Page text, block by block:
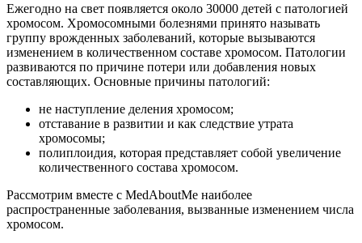
Ежегодно на свет появляется около 30000 детей с патологией
хромосом. Хромосомными болезнями принято называть
группу врожденных заболеваний, которые вызываются
изменением в количественном составе хромосом. Патологии
развиваются по причине потери или добавления новых
составляющих. Основные причины патологий:
не наступление деления хромосом;
отставание в развитии и как следствие утрата
хромосомы;
полиплоидия, которая представляет собой увеличение
количественного состава хромосом.
Рассмотрим вместе с MedAboutMe наиболее
распространенные заболевания, вызванные изменением числа
хромосом.